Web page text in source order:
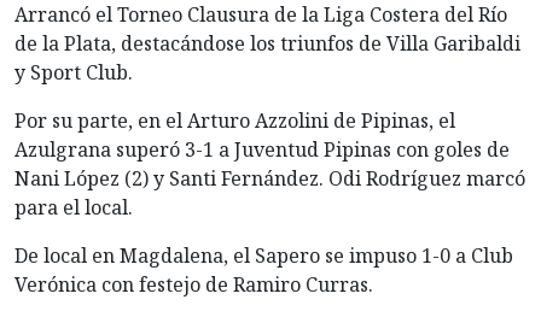
Arrancó el Torneo Clausura de la Liga Costera del Río
de la Plata, destacándose los triunfos de Villa Garibaldi
y Sport Club.
Por su parte, en el Arturo Azzolini de Pipinas, el
Azulgrana superó 3-1 a Juventud Pipinas con goles de
Nani López (2) y Santi Fernández. Odi Rodríguez marcó
para el local.
De local en Magdalena, el Sapero se impuso 1-0 a Club
Verónica con festejo de Ramiro Curras.